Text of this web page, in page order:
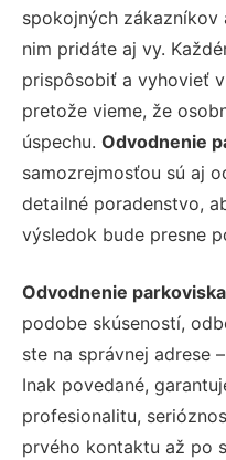
spokojných zákazníkov
nim pridáte aj vy.
prispôsobiť a vyhovieť
pretože vieme, že
úspechu. Odvodnenie
samozrejmosťou sú aj
detailné poradenstvo,
výsledok bude presne
Odvodnenie
podobe skúseností,
ste na správnej adrese
Inak povedané,
profesionalitu,
prvého kontaktu až po